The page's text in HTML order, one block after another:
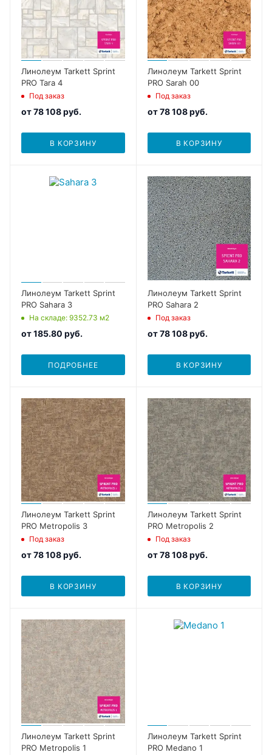
Линолеум Tarkett Sprint
PRO Tara 4
Под заказ
от78 108 руб.
В КОРЗИНУ
Линолеум Tarkett Sprint
PRO Sarah 00
Под заказ
от78 108 руб.
В КОРЗИНУ
Линолеум Tarkett Sprint
PRO Sahara 3
На складе: 9352.73 м2
от185.80 руб.
ПОДРОБНЕЕ
Линолеум Tarkett Sprint
PRO Sahara 2
Под заказ
от78 108 руб.
В КОРЗИНУ
Линолеум Tarkett Sprint
PRO Metropolis 3
Под заказ
от78 108 руб.
В КОРЗИНУ
Линолеум Tarkett Sprint
PRO Metropolis 2
Под заказ
от78 108 руб.
В КОРЗИНУ
Линолеум Tarkett Sprint
PRO Metropolis 1
Линолеум Tarkett Sprint
PRO Medano 1